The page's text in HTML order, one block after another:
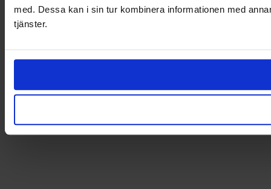
med. Dessa kan i sin tur kombinera informationen med
tjänster.